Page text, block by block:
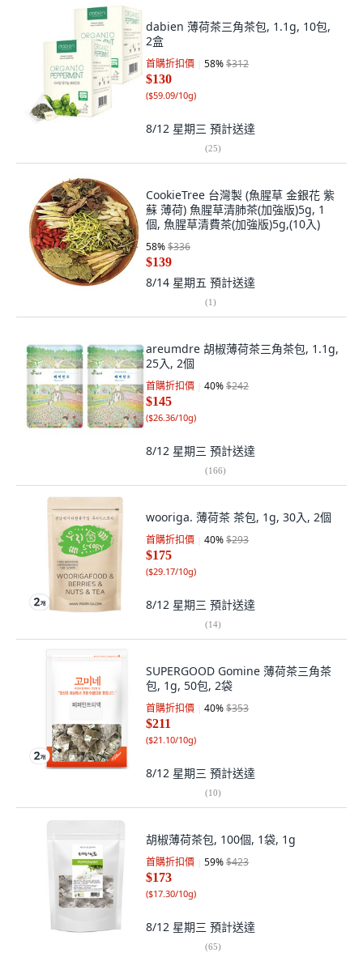
dabien 薄荷茶三角茶包, 1.1g, 10包,
2盒
首購折扣價 58%$312
$130
($59.09/10g)
8/12 星期三 預計送達
(25)
CookieTree 台灣製 (魚腥草 金銀花 紫
蘇 薄荷) 魚腥草清肺茶(加強版)5g, 1
個, 魚腥草清費茶(加強版)5g,(10入)
58%$336
$139
8/14 星期五 預計送達
(1)
areumdre 胡椒薄荷茶三角茶包, 1.1g,
25入, 2個
首購折扣價 40%$242
$145
($26.36/10g)
8/12 星期三 預計送達
(166)
wooriga. 薄荷茶 茶包, 1g, 30入, 2個
首購折扣價 40%$293
$175
($29.17/10g)
8/12 星期三 預計送達
(14)
SUPERGOOD Gomine 薄荷茶三角茶
包, 1g, 50包, 2袋
首購折扣價 40%$353
$211
($21.10/10g)
8/12 星期三 預計送達
(10)
胡椒薄荷茶包, 100個, 1袋, 1g
首購折扣價 59%$423
$173
($17.30/10g)
8/12 星期三 預計送達
(65)